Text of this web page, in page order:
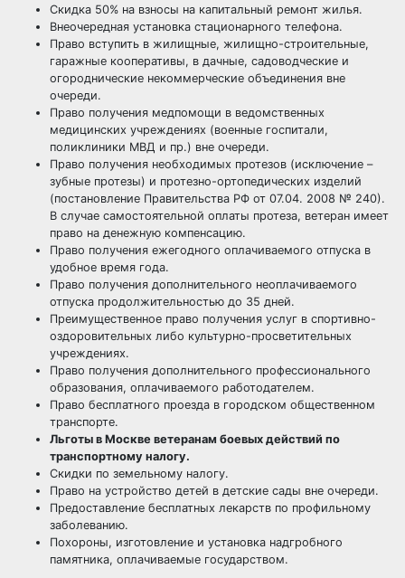
Скидка 50% на взносы на капитальный ремонт жилья.
Внеочередная установка стационарного телефона.
Право вступить в жилищные, жилищно-строительные,
гаражные кооперативы, в дачные, садоводческие и
огороднические некоммерческие объединения вне
очереди.
Право получения медпомощи в ведомственных
медицинских учреждениях (военные госпитали,
поликлиники МВД и пр.) вне очереди.
Право получения необходимых протезов (исключение –
зубные протезы) и протезно-ортопедических изделий
(постановление Правительства РФ от 07.04. 2008 № 240).
В случае самостоятельной оплаты протеза, ветеран имеет
право на денежную компенсацию.
Право получения ежегодного оплачиваемого отпуска в
удобное время года.
Право получения дополнительного неоплачиваемого
отпуска продолжительностью до 35 дней.
Преимущественное право получения услуг в спортивно-
оздоровительных либо культурно-просветительных
учреждениях.
Право получения дополнительного профессионального
образования, оплачиваемого работодателем.
Право бесплатного проезда в городском общественном
транспорте.
Льготы в Москве ветеранам боевых действий по
транспортному налогу.
Скидки по земельному налогу.
Право на устройство детей в детские сады вне очереди.
Предоставление бесплатных лекарств по профильному
заболеванию.
Похороны, изготовление и установка надгробного
памятника, оплачиваемые государством.